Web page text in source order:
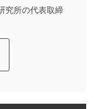
究所の代表取締